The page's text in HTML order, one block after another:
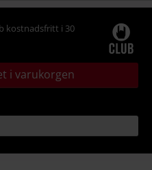
kostnadsfritt i 30
i varukorgen